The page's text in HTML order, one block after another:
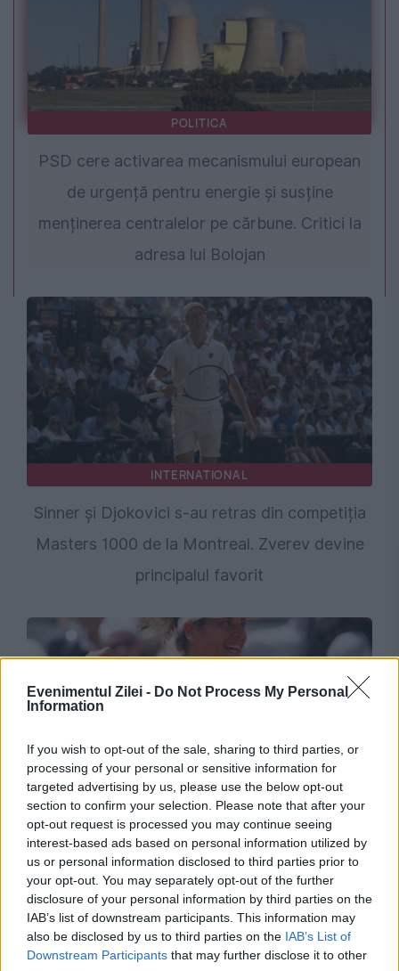
Evenimentul Zilei - Do Not Process My Personal
Information
If you wish to opt-out of the sale, sharing to third parties, or
processing of your personal or sensitive information for
targeted advertising by us, please use the below opt-out
section to confirm your selection. Please note that after your
opt-out request is processed you may continue seeing
interest-based ads based on personal information utilized by
us or personal information disclosed to third parties prior to
your opt-out. You may separately opt-out of the further
disclosure of your personal information by third parties on the
IAB’s list of downstream participants. This information may
also be disclosed by us to third parties on the IAB’s List of
Downstream Participants that may further disclose it to other
POLITICA
PSD cere activarea mecanismului european
de urgență pentru energie și susține
menținerea centralelor pe cărbune. Critici la
adresa lui Bolojan
INTERNATIONAL
Sinner și Djokovici s-au retras din competiția
Masters 1000 de la Montreal. Zverev devine
principalul favorit
SPORT
Mayar Sherif a cucerit trofeul WTA 250 de la
Iași după abandonul Paulei Badosa